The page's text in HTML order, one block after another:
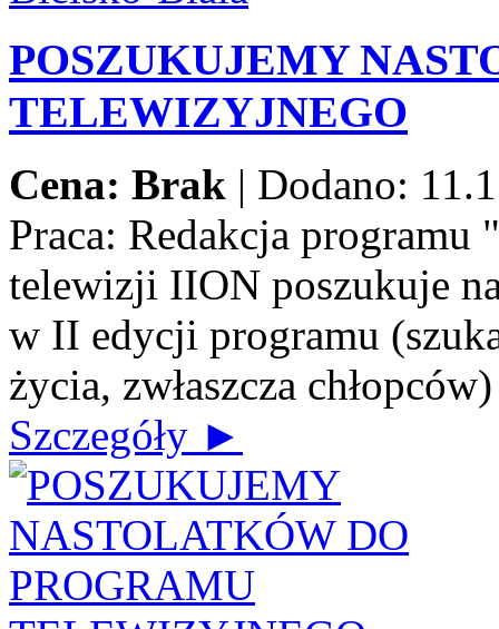
POSZUKUJEMY
TELEWIZYJNEGO
Cena: Brak | Dodano:
Praca: Redakcja programu
telewizji IION poszukuje
w II edycji programu
życia, zwłaszcza
Szczegóły ►